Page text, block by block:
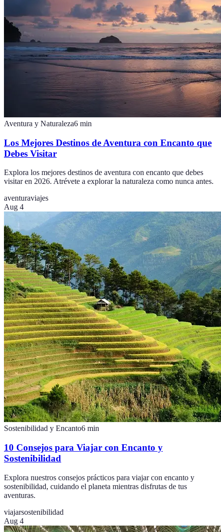
Aventura y Naturaleza6 min
Los Mejores Destinos de Aventura con Encanto que
Debes Visitar
Explora los mejores destinos de aventura con encanto que debes
visitar en 2026. Atrévete a explorar la naturaleza como nunca antes.
aventuraviajes
Aug 4
Sostenibilidad y Encanto6 min
10 Consejos para Viajar con Encanto y
Sostenibilidad
Explora nuestros consejos prácticos para viajar con encanto y
sostenibilidad, cuidando el planeta mientras disfrutas de tus
aventuras.
viajarsostenibilidad
Aug 4